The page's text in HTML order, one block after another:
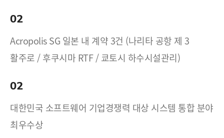
02
Acropolis SG 일본 내 계약 3건 (나리타 공항 제 3
활주로 / 후쿠시마 RTF / 쿄토시 하수시설관리)
02
대한민국 소프트웨어 기업경쟁력 대상 시스템 통합 분야
최우수상